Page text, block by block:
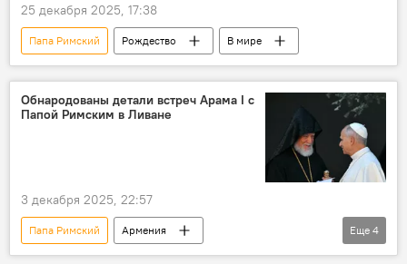
25 декабря 2025, 17:38
Папа Римский Рождество В мире
Обнародованы детали встреч Арама I с
Папой Римским в Ливане
3 декабря 2025, 22:57
Папа Римский
Армения
Новости Армения
Политика
Еще 4